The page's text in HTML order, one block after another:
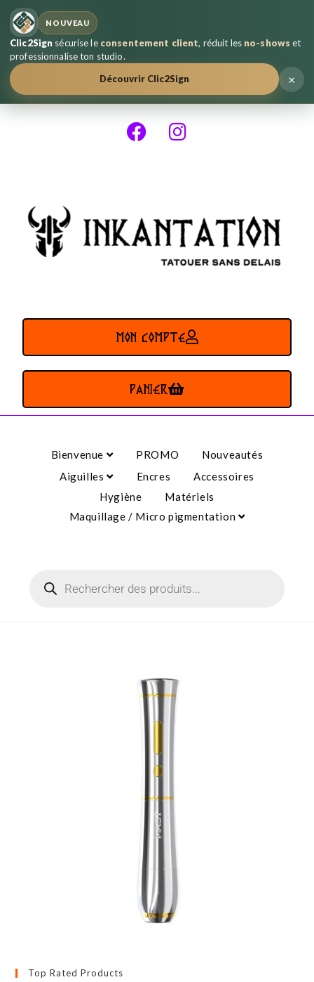
NOUVEAU
Clic2Sign sécurise le consentement client, réduit les no-shows et
professionnalise ton studio.
Découvrir Clic2Sign
×
MON COMPTE
PANIER
Bienvenue PROMO
Nouveautés
Aiguilles
Encres
Accessoires
Hygiène
Matériels
Maquillage / Micro pigmentation
Top Rated Products